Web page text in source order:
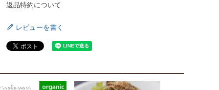
返品特約について
レビューを書く